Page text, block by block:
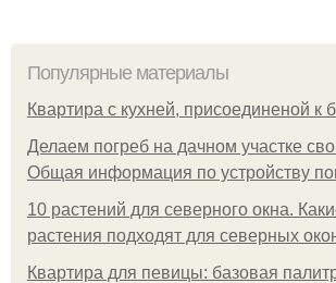
Популярные материалы
Квартира с кухней, присоединеной к
Делаем погреб на дачном участке
Общая информация по устройству
10 растений для северного окна.
растения подходят для северных
Квартира для певицы: базовая